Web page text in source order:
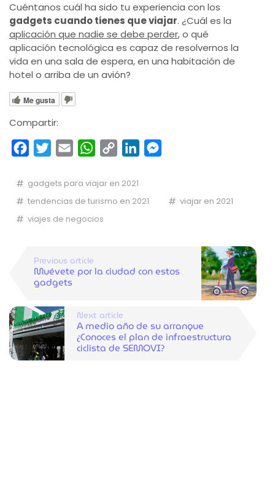
Cuéntanos cuál ha sido tu experiencia con los
gadgets cuando tienes que viajar. ¿Cuál es la
aplicación que nadie se debe perder, o qué
aplicación tecnológica es capaz de resolvernos la
vida en una sala de espera, en una habitación de
hotel o arriba de un avión?
Me gusta
Compartir:
FacebookTwitterEmail WhatsApp
Copy
LinkedIn
gadgets para viajar en 2021
tendencias de turismo en 2021
viajar en 2021
viajes de negocios
Previous article
Muévete por la ciudad con estos
gadgets
Next article
A medio año de su arranque
¿Conoces el plan de infraestructura
ciclista de SEMOVI?